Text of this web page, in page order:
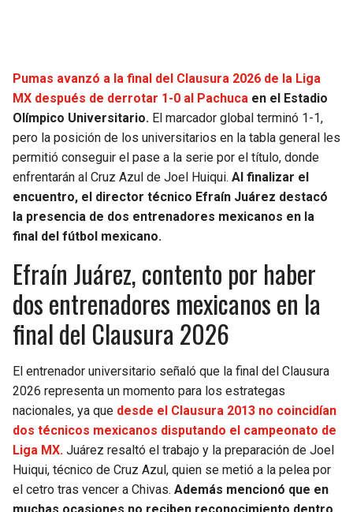
49ERS
SEAHAWKS
FALCONS
PANTHERS
SAINTS
BUCCANEERS
GRIZZLIES
PELICANS
TRAIL BLAZERS
JAZZ
Pumas avanzó a la final del Clausura 2026 de la Liga
MX después de derrotar 1-0 al Pachuca en el Estadio
Olímpico Universitario. El marcador global terminó 1-1,
pero la posición de los universitarios en la tabla general les
permitió conseguir el pase a la serie por el título, donde
enfrentarán al Cruz Azul de Joel Huiqui. Al finalizar el
encuentro, el director técnico Efraín Juárez destacó
la presencia de dos entrenadores mexicanos en la
final del fútbol mexicano.
Efraín Juárez, contento por haber
dos entrenadores mexicanos en la
final del Clausura 2026
El entrenador universitario señaló que la final del Clausura
2026 representa un momento para los estrategas
nacionales, ya que desde el Clausura 2013 no coincidían
dos técnicos mexicanos disputando el campeonato de
Liga MX. Juárez resaltó el trabajo y la preparación de Joel
Huiqui, técnico de Cruz Azul, quien se metió a la pelea por
el cetro tras vencer a Chivas. Además mencionó que en